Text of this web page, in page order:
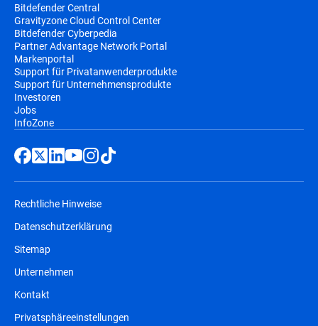
Bitdefender Central
Gravityzone Cloud Control Center
Bitdefender Cyberpedia
Partner Advantage Network Portal
Markenportal
Support für Privatanwenderprodukte
Support für Unternehmensprodukte
Investoren
Jobs
InfoZone
Rechtliche Hinweise
Datenschutzerklärung
Sitemap
Unternehmen
Kontakt
Privatsphäreeinstellungen